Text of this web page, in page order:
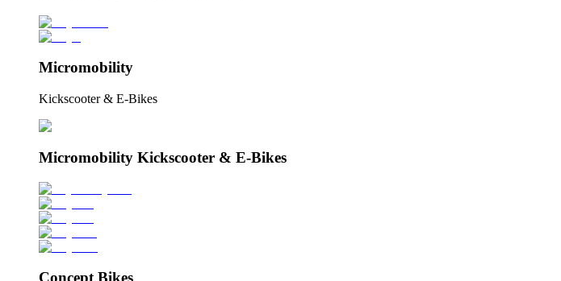
Micromobility
Kickscooter & E-Bikes
Micromobility Kickscooter & E-Bikes
Concept Bikes